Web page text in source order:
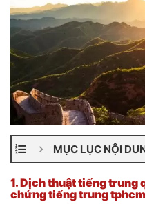
MỤC LỤC NỘI
1.Dịch thuật tiếng trung
chứng tiếng trung tphcm